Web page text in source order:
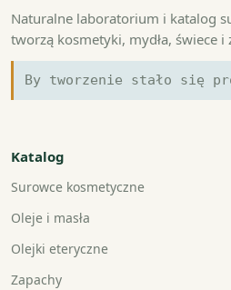
Naturalne laboratorium i katalog
tworzą kosmetyki, mydła, świece i
By tworzenie stało się
Katalog
Surowce kosmetyczne
Oleje i masła
Olejki eteryczne
Zapachy